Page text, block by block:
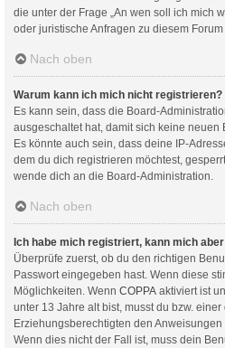
die unter der Frage „An wen soll ich mich
oder juristische Anfragen zu diesem
Nach oben
Warum kann ich mich nicht registrieren?
Es kann sein, dass die Board-
ausgeschaltet hat, damit sich keine neuen
Es könnte auch sein, dass deine IP-
dem du dich registrieren möchtest,
wende dich an die Board-Administration.
Nach oben
Ich habe mich registriert, kann mich
Überprüfe zuerst, ob du den richtigen
Passwort eingegeben hast. Wenn diese
Möglichkeiten. Wenn COPPA aktiviert ist
unter 13 Jahre alt bist, musst du bzw.
Erziehungsberechtigten den
Wenn dies nicht der Fall ist, muss dein